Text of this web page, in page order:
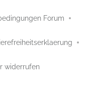
Forum
widerrufen